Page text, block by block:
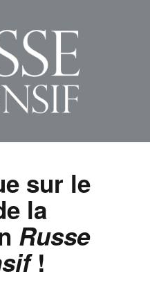
sur le
la
Russe
!